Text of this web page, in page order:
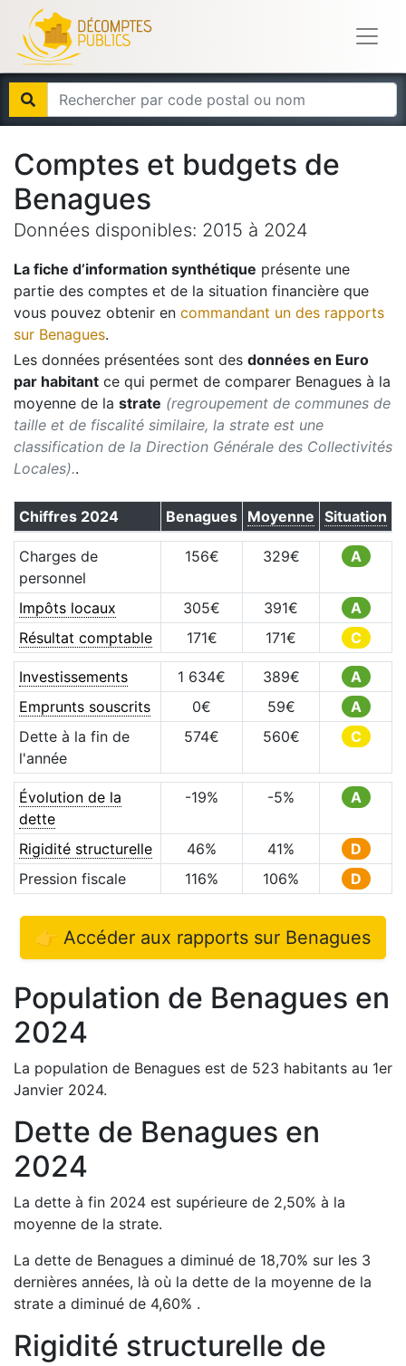
Comptes et budgets de
Benagues
Données disponibles: 2015 à 2024
La fiche d’information synthétique présente une
partie des comptes et de la situation financière que
vous pouvez obtenir en commandant un des rapports
sur Benagues.
Les données présentées sont des données en Euro
par habitant ce qui permet de comparer Benagues à la
moyenne de la strate (regroupement de communes de
taille et de fiscalité similaire, la strate est une
classification de la Direction Générale des Collectivités
Locales)..
Chiffres 2024 Benagues Moyenne Situation
Charges de
personnel
156€ 329€ A
Impôts locaux 305€ 391€
A
Résultat comptable
171€ 171€ C
Investissements 1 634€ 389€
A
Emprunts souscrits
0€ 59€
A
Dette à la fin de
l'année
574€ 560€ C
Évolution de la
dette
-19% -5% A
Rigidité structurelle 46% 41%
D
Pression fiscale
116% 106% D
👉 Accéder aux rapports sur Benagues
Population de Benagues en
2024
La population de Benagues est de 523 habitants au 1er
Janvier 2024.
Dette de Benagues en
2024
La dette à fin 2024 est supérieure de 2,50% à la
moyenne de la strate.
La dette de Benagues a diminué de 18,70% sur les 3
dernières années, là où la dette de la moyenne de la
strate a diminué de 4,60% .
Rigidité structurelle de